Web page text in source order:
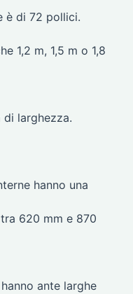
è di 72 pollici.
1,2 m, 1,5 m o 1,8
di larghezza.
hanno una
620 mm e 870
ante larghe